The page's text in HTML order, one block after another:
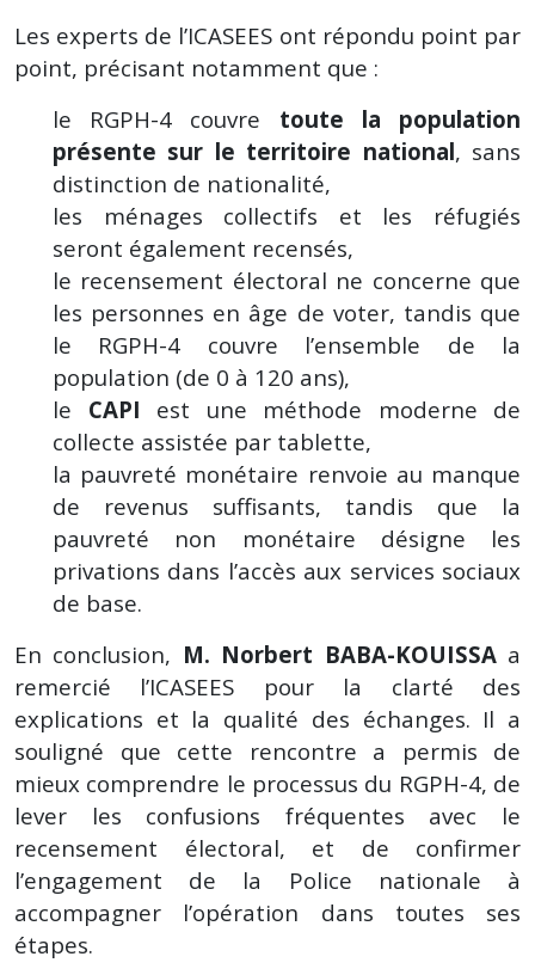
Les experts de l’ICASEES ont répondu point par
point, précisant notamment que :
le RGPH-4 couvre toute la population
présente sur le territoire national, sans
distinction de nationalité,
les ménages collectifs et les réfugiés
seront également recensés,
le recensement électoral ne concerne que
les personnes en âge de voter, tandis que
le RGPH-4 couvre l’ensemble de la
population (de 0 à 120 ans),
le CAPI est une méthode moderne de
collecte assistée par tablette,
la pauvreté monétaire renvoie au manque
de revenus suffisants, tandis que la
pauvreté non monétaire désigne les
privations dans l’accès aux services sociaux
de base.
En conclusion, M. Norbert BABA-KOUISSAa
remercié l’ICASEES pour la clarté des
explications et la qualité des échanges. Il a
souligné que cette rencontre a permis de
mieux comprendre le processus du RGPH-4, de
lever les confusions fréquentes avec le
recensement électoral, et de confirmer
l’engagement de la Police nationale à
accompagner l’opération dans toutes ses
étapes.